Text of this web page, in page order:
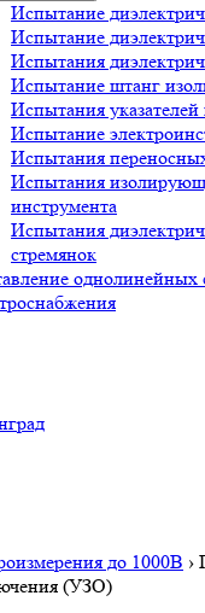
Испытание
Испытание
Испытания
Испытание штанг
Испытания
Испытание
Испытания
Испытания
инструмента
Испытания
стремянок
однолинейных
до 1000В ›
(УЗО)